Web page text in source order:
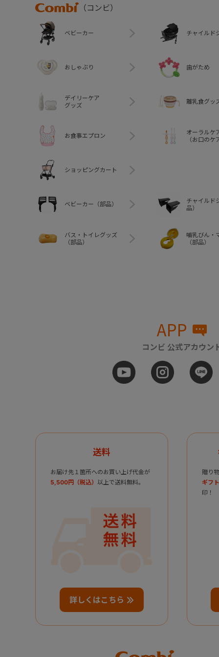
Combi
（コンビ）
ベビーカー チャイルド
おしゃぶり 歯がため
デイリーケア
グッズ
離乳食グッ
お食事エプロン
オーラルケ
（お口のケ
ショッピングカート
ベビーカー（部品）
チャイルド
品）
バス・トイレグッズ
（部品）
哺乳びん・
（部品）
APP
コンビ 公式アカウン
送料
お届け先１箇所へのお買い上げ代金が
5,500円（税込） 以上で送料無料。
詳しくはこちら
贈り
ギフ
印！
Combi